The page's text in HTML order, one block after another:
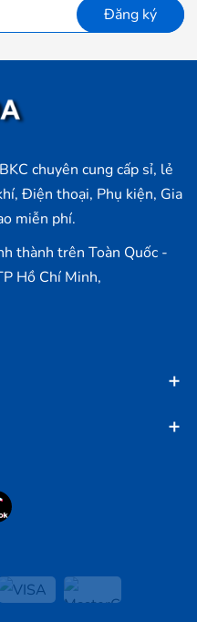
thể chất
Galaxy Fit2 tính
calories tiêu thụ, theo
cách, đếm số bước chân,
chỉ số được đưa
Đăng ký
chuyên cung cấp sỉ, lẻ
Điện thoại, Phụ kiện, Gia
miễn phí.
thành trên Toàn Quốc -
Hồ Chí Minh,